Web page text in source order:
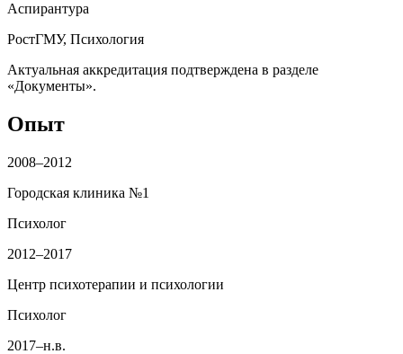
Аспирантура
РостГМУ, Психология
Актуальная аккредитация подтверждена в разделе
«Документы».
Опыт
2008–2012
Городская клиника №1
Психолог
2012–2017
Центр психотерапии и психологии
Психолог
2017–н.в.